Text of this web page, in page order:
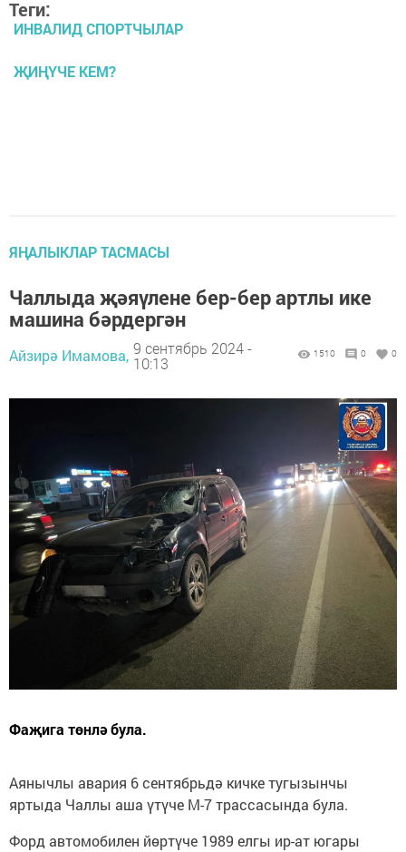
Теги:
ИНВАЛИД СПОРТЧЫЛАР
ҖИҢҮЧЕ КЕМ?
ЯҢАЛЫКЛАР ТАСМАСЫ
Чаллыда җәяүлене бер-бер артлы ике
машина бәрдергән
Айзирә Имамова, 9 сентябрь 2024 -
10:13
1510 0 0
Фаҗига төнлә була.
Аянычлы авария 6 сентябрьдә кичке тугызынчы
яртыда Чаллы аша үтүче М-7 трассасында була.
Форд автомобилен йөртүче 1989 елгы ир-ат югары